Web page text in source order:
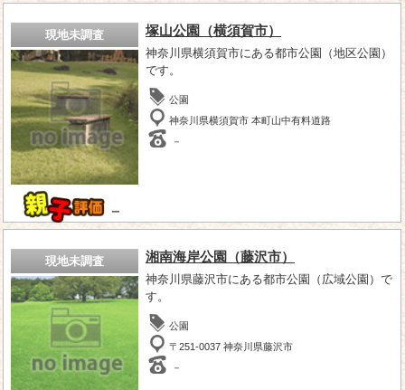
現地未調査
－
塚山公園（横須賀市）
神奈川県横須賀市にある都市公園（地区公園）
です。
公園
神奈川県横須賀市 本町山中有料道路
－
現地未調査 湘南海岸公園（藤沢市）
神奈川県藤沢市にある都市公園（広域公園）で
す。
公園
〒251-0037 神奈川県藤沢市
－